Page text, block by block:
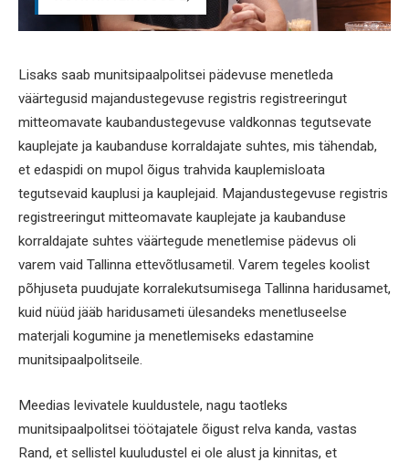
Lisaks saab munitsipaalpolitsei pädevuse menetleda
väärtegusid majandustegevuse registris registreeringut
mitteomavate kaubandustegevuse valdkonnas tegutsevate
kauplejate ja kaubanduse korraldajate suhtes, mis tähendab,
et edaspidi on mupol õigus trahvida kauplemisloata
tegutsevaid kauplusi ja kauplejaid. Majandustegevuse registris
registreeringut mitteomavate kauplejate ja kaubanduse
korraldajate suhtes väärtegude menetlemise pädevus oli
varem vaid Tallinna ettevõtlusametil. Varem tegeles koolist
põhjuseta puudujate korralekutsumisega Tallinna haridusamet,
kuid nüüd jääb haridusameti ülesandeks menetluseelse
materjali kogumine ja menetlemiseks edastamine
munitsipaalpolitseile.
Meedias levivatele kuuldustele, nagu taotleks
munitsipaalpolitsei töötajatele õigust relva kanda, vastas
Rand, et sellistel kuuludustel ei ole alust ja kinnitas, et